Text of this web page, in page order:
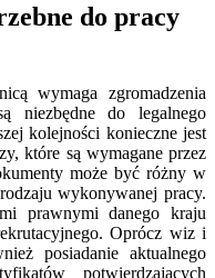
do pracy
wymaga zgromadzenia
niezbędne do legalnego
kolejności konieczne jest
które są wymagane przez
może być różny w
wykonywanej pracy.
prawnymi danego kraju
Oprócz wiz i
posiadanie aktualnego
potwierdzających